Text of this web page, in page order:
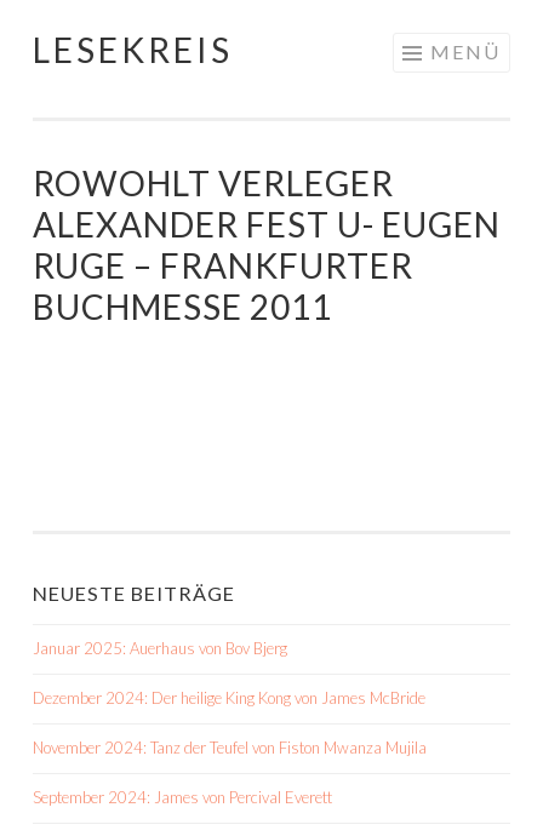
Springe
LESEKREIS MENÜ
ROWOHLT VERLEGER
ALEXANDER FEST U- EUGEN
RUGE – FRANKFURTER
BUCHMESSE 2011
NEUESTE BEITRÄGE
Januar 2025: Auerhaus von Bov Bjerg
Dezember 2024: Der heilige King Kong von James McBride
November 2024: Tanz der Teufel von Fiston Mwanza Mujila
September 2024: James von Percival Everett